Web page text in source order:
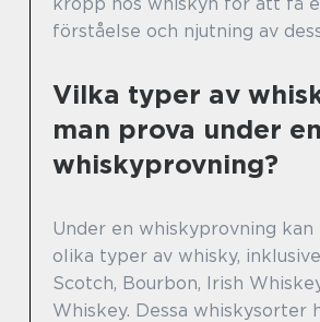
förståelse och njutning av
Vilka typer av
man prova under en
whiskyprovning?
Under en whiskyprovning kan
olika typer av whisky,
Scotch, Bourbon, Irish
Whiskey. Dessa whiskysorter